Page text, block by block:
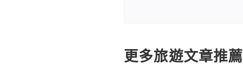
更多旅遊文章推薦